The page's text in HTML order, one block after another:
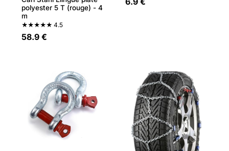
polyester 5 T (rouge) - 4
m
★★★★★ 4.5
58.9 €